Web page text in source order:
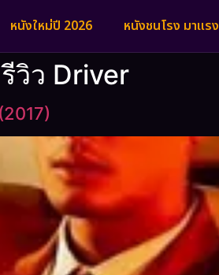
หนังใหม่ปี 2026 หนังชนโรง มาแรง
รีวิว Driver